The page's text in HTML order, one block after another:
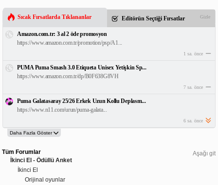
Sıcak Fırsatlarda Tıklananlar Editörün Seçtiği Fırsatlar Gizle
Amazon.com.tr: 3 al 2 öde promosyon
https://www.amazon.com.tr/promotion/psp/A1...
1 sa. önce
PUMA Puma Smash 3.0 Etiqueta Unisex Yetişkin Sp...
https://www.amazon.com.tr/dp/B0F638G8VH
7 sa. önce
Puma Galatasaray 25/26 Erkek Uzun Kollu Deplasm...
https://www.n11.com/urun/puma-galata...
6 sa. önce
Aşağı git
Tüm Forumlar
İkinci El - Ödüllü Anket
İkinci El
Orijinal oyunlar